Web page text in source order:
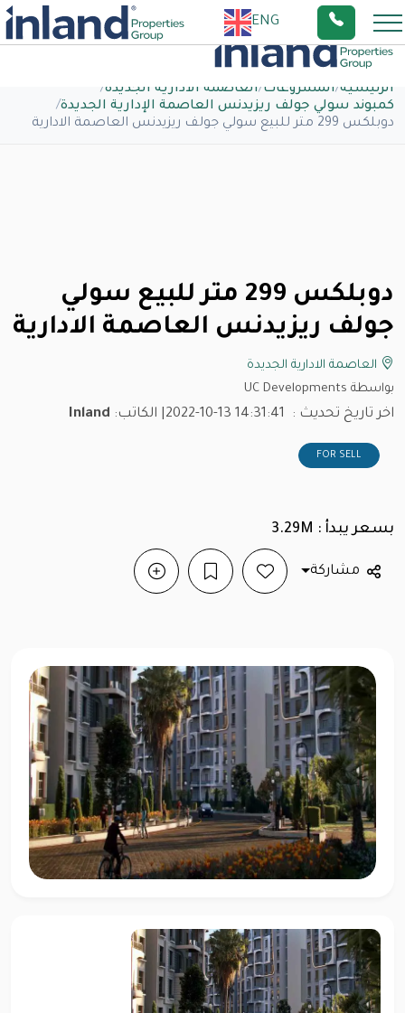
ENG
الرئيسية/المشروعات/العاصمة الادارية الجديدة/
كمبوند سولي جولف ريزيدنس العاصمة الإدارية الجديدة/
دوبلكس 299 متر للبيع سولي جولف ريزيدنس العاصمة الادارية
دوبلكس 299 متر للبيع سولي
جولف ريزيدنس العاصمة الادارية
العاصمة الادارية الجديدة
بواسطة UC Developments
اخر تاريخ تحديث : 2022-10-13 14:31:41 | الكاتب: Inland
FOR SELL
بسعر يبدأ : 3.29M
مشاركة